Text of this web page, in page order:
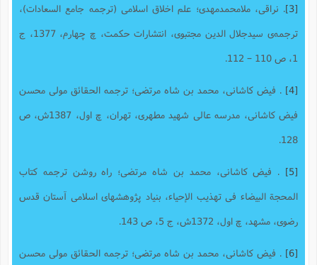
. نراقی، ملامحمدمهدی؛ علم اخلاق اسلامى (ترجمه جامع السعادات)،
ترجمه‌ی سیدجلال الدین مجتبوی، انتشارات حکمت، چ چهارم، 1377، ج
1، ص 110 – 112.
. فیض کاشانى، محمد بن شاه مرتضى؛ ترجمه الحقائق مولى محسن
فیض کاشانى، مدرسه عالى شهید مطهرى، تهران، چ اول، 1387ش، ص
128.
. فیض کاشانى، محمد بن شاه مرتضى؛ راه روشن ترجمه کتاب
المحجة البیضاء فی تهذیب الإحیاء، بنیاد پژوهشهاى اسلامى آستان قدس
رضوى، مشهد، چ اول، 1372ش، ج 5، ص 143.
. فیض کاشانى، محمد بن شاه مرتضى؛ ترجمه الحقائق مولى محسن